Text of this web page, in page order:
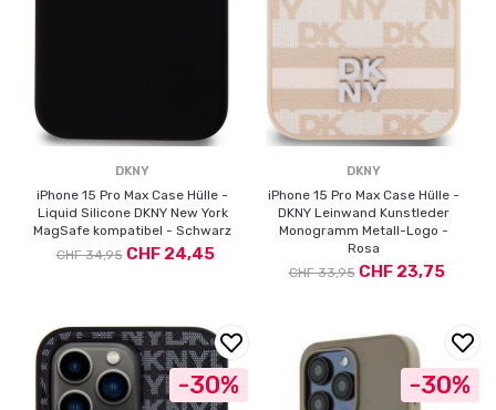
DKNY
iPhone 15 Pro Max Case Hülle -
Liquid Silicone DKNY New York
MagSafe kompatibel - Schwarz
CHF 34,95CHF 24,45
DKNY
iPhone 15 Pro Max Case Hülle -
DKNY Leinwand Kunstleder
Monogramm Metall-Logo -
Rosa
CHF 33,95CHF 23,75
-30% -30%